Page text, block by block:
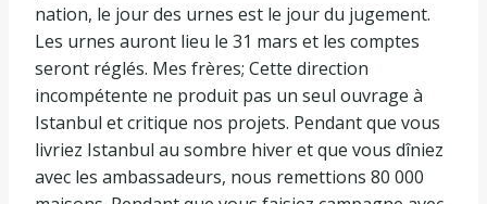
nation, le jour des urnes est le jour du jugement.
Les urnes auront lieu le 31 mars et les comptes
seront réglés. Mes frères; Cette direction
incompétente ne produit pas un seul ouvrage à
Istanbul et critique nos projets. Pendant que vous
livriez Istanbul au sombre hiver et que vous dîniez
avec les ambassadeurs, nous remettions 80 000